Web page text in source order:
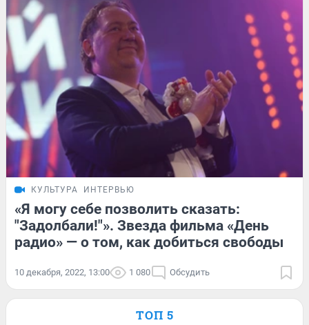
КУЛЬТУРА ИНТЕРВЬЮ
«Я могу себе позволить сказать:
"Задолбали!"». Звезда фильма «День
радио» — о том, как добиться свободы
10 декабря, 2022, 13:00 1 080 Обсудить
ТОП 5